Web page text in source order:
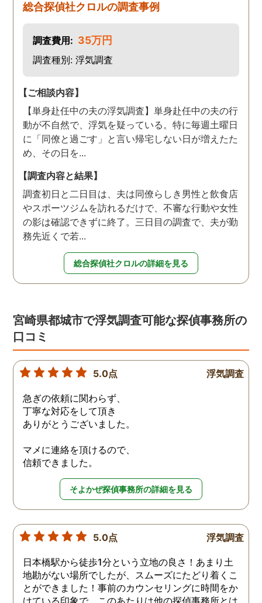
総合探偵社クロルの調査事例
調査費用: 35万円
調査種別: 浮気調査
【ご相談内容】
【単身赴任中の夫の浮気調査】単身赴任中の夫の行
動が不自然で、浮気を疑っている。特に毎週土曜日
に「同僚と過ごす」と言い帰宅しない日が増えたた
め、その日を...
【調査内容と結果】
調査初日と二日目は、夫は同僚らしき男性と飲食店
やスポーツジムを訪れるだけで、不審な行動や女性
の影は確認できずに終了。三日目の調査で、夫が勤
務先近くで若...
総合探偵社クロルの詳細を見る
宮崎県都城市で浮気調査可能な探偵事務所の
口コミ
5.0点 浮気調査
急ぎの依頼に関わらず、
丁寧な対応をして頂き
ありがとうございました。
マメに連絡を頂けるので、
信頼できました。
そよかぜ探偵事務所の詳細を見る
5.0点 浮気調査
日本橋駅から徒歩1分という立地の良さ！あまり土
地勘がない場所でしたが、スムーズにたどり着くこ
とができました！事前のカウンセリングに時間をか
けている印象で、このあたりは他の探偵事務所とは